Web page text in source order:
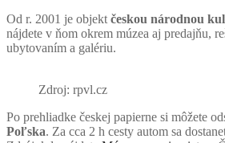
Od r. 2001 je objektčeskou národnou
nájdete v ňom okrem múzea aj predajňu,
ubytovaním a galériu.
Zdroj: rpvl.cz
Po prehliadke českej papierne si môžete
Poľska. Za cca 2 h cesty autom sa